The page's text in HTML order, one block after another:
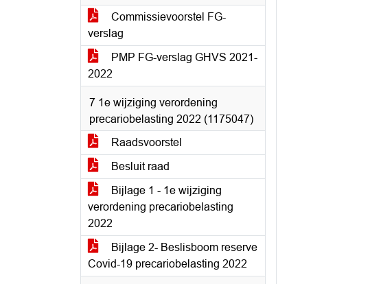
Commissievoorstel FG-
verslag
PMP FG-verslag GHVS 2021-
2022
7 1e wijziging verordening
precariobelasting 2022 (1175047)
Raadsvoorstel
Besluit raad
Bijlage 1 - 1e wijziging
verordening precariobelasting
2022
Bijlage 2- Beslisboom reserve
Covid-19 precariobelasting 2022